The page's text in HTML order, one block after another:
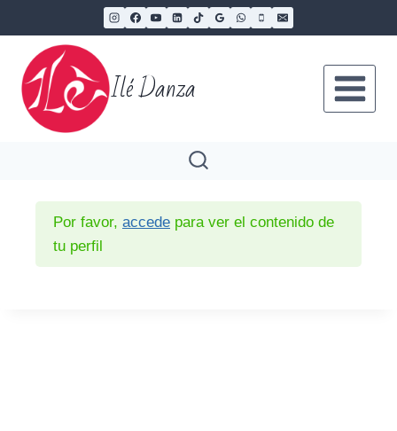
Ilé Danza
Por favor, accede para ver el contenido de
tu perfil